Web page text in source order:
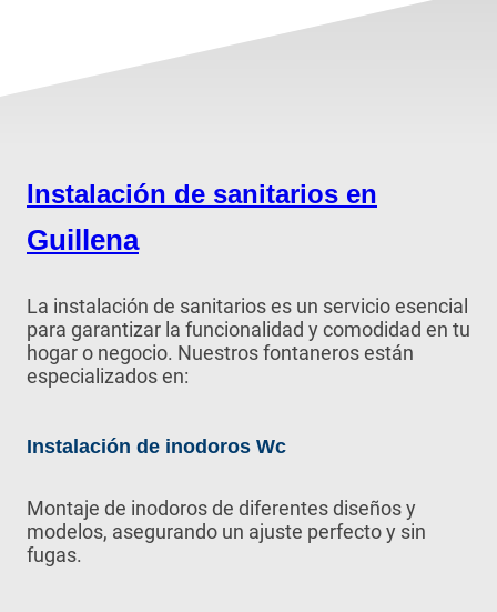
Instalación de sanitarios en
Guillena
La instalación de sanitarios es un servicio esencial
para garantizar la funcionalidad y comodidad en tu
hogar o negocio. Nuestros fontaneros están
especializados en:
Instalación de inodoros Wc
Montaje de inodoros de diferentes diseños y
modelos, asegurando un ajuste perfecto y sin
fugas.